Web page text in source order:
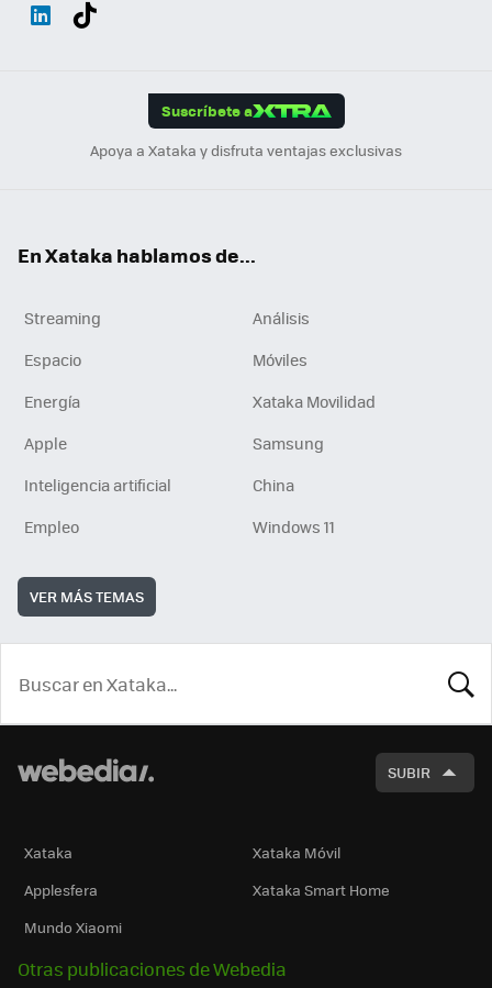
Suscríbete a
Apoya a Xataka y disfruta ventajas exclusivas
En Xataka hablamos de...
Streaming
Análisis
Espacio
Móviles
Energía
Xataka Movilidad
Apple
Samsung
Inteligencia artificial
China
Empleo
Windows 11
VER MÁS TEMAS
SUBIR
Xataka
Xataka Móvil
Applesfera
Xataka Smart Home
Mundo Xiaomi
Otras publicaciones de Webedia